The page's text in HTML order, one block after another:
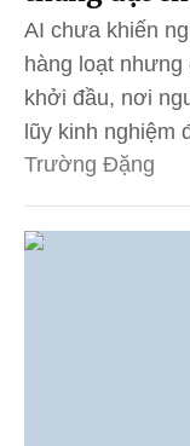
AI chưa khiến
hàng loạt nhưng
khởi đầu, nơi
lũy kinh nghiệm
Trường Đặng